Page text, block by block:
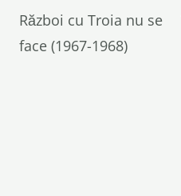
Război cu Troia nu se
face (1967-1968)